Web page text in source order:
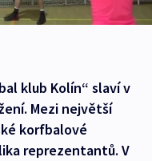
klub Kolín“ slaví v
Mezi největší
korfbalové
reprezentantů. V